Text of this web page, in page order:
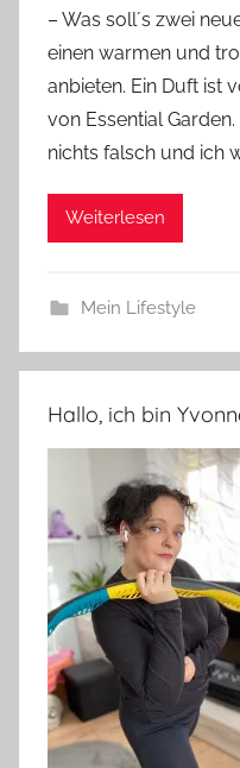
– Was soll´s zwei
einen warmen und
anbieten. Ein Duft ist
von Essential
nichts falsch und ich
Weiterlesen
Mein Lifestyle
Hallo, ich bin